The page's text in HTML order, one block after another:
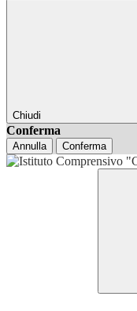
Chiudi
Conferma
Annulla Conferma